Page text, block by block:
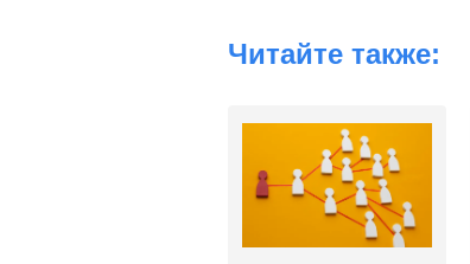
Читайте также: